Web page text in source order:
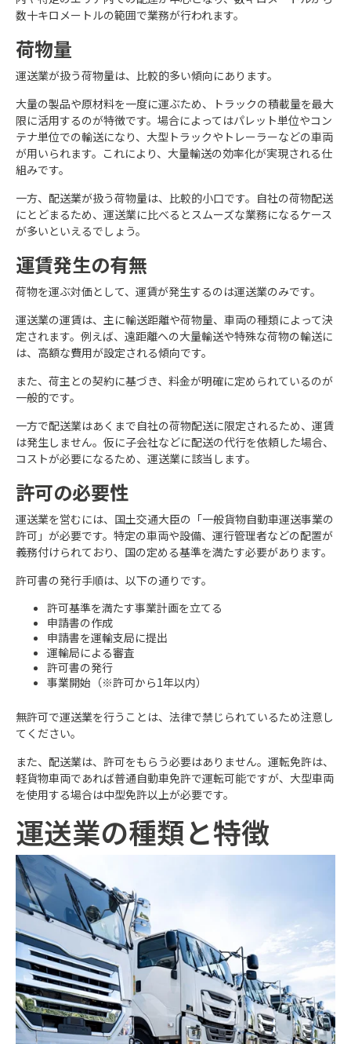
数十キロメートルの範囲で業務が行われます。
荷物量
運送業が扱う荷物量は、比較的多い傾向にあります。
大量の製品や原材料を一度に運ぶため、トラックの積載量を最大
限に活用するのが特徴です。場合によってはパレット単位やコン
テナ単位での輸送になり、大型トラックやトレーラーなどの車両
が用いられます。これにより、大量輸送の効率化が実現される仕
組みです。
一方、配送業が扱う荷物量は、比較的小口です。自社の荷物配送
にとどまるため、運送業に比べるとスムーズな業務になるケース
が多いといえるでしょう。
運賃発生の有無
荷物を運ぶ対価として、運賃が発生するのは運送業のみです。
運送業の運賃は、主に輸送距離や荷物量、車両の種類によって決
定されます。例えば、遠距離への大量輸送や特殊な荷物の輸送に
は、高額な費用が設定される傾向です。
また、荷主との契約に基づき、料金が明確に定められているのが
一般的です。
一方で配送業はあくまで自社の荷物配送に限定されるため、運賃
は発生しません。仮に子会社などに配送の代行を依頼した場合、
コストが必要になるため、運送業に該当します。
許可の必要性
運送業を営むには、国土交通大臣の「一般貨物自動車運送事業の
許可」が必要です。特定の車両や設備、運行管理者などの配置が
義務付けられており、国の定める基準を満たす必要があります。
許可書の発行手順は、以下の通りです。
許可基準を満たす事業計画を立てる
申請書の作成
申請書を運輸支局に提出
運輸局による審査
許可書の発行
事業開始（※許可から1年以内）
無許可で運送業を行うことは、法律で禁じられているため注意し
てください。
また、配送業は、許可をもらう必要はありません。運転免許は、
軽貨物車両であれば普通自動車免許で運転可能ですが、大型車両
を使用する場合は中型免許以上が必要です。
運送業の種類と特徴